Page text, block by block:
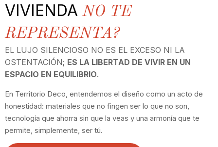
VIVIENDANO TE
REPRESENTA?
EL LUJO SILENCIOSO NO ES EL EXCESO NI LA
OSTENTACIÓN; ES LA LIBERTAD DE VIVIR EN UN
ESPACIO EN EQUILIBRIO.
En Territorio Deco, entendemos el diseño como un acto de
honestidad: materiales que no fingen ser lo que no son,
tecnología que ahorra sin que la veas y una armonía que te
permite, simplemente, ser tú.